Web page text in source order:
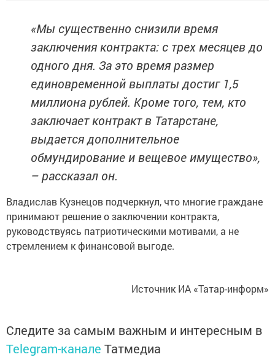
«Мы существенно снизили время
заключения контракта: с трех месяцев до
одного дня. За это время размер
единовременной выплаты достиг 1,5
миллиона рублей. Кроме того, тем, кто
заключает контракт в Татарстане,
выдается дополнительное
обмундирование и вещевое имущество»,
– рассказал он.
Владислав Кузнецов подчеркнул, что многие граждане
принимают решение о заключении контракта,
руководствуясь патриотическими мотивами, а не
стремлением к финансовой выгоде.
Источник ИА «Татар-информ»
Следите за самым важным и интересным в
Telegram-канале Татмедиа